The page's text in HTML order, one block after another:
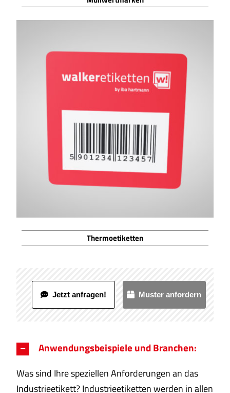
Thermoetiketten
Jetzt anfragen! Muster anfordern
Anwendungsbeispiele und Branchen:
Was sind Ihre speziellen Anforderungen an das
Industrieetikett? Industrieetiketten werden in allen